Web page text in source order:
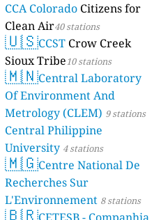
CCA Colorado Citizens for
Clean Air40 stations
🇺🇸CCST Crow Creek
Sioux Tribe10 stations
🇲🇳Central Laboratory
Of Environment And
Metrology (CLEM) 9 stations
Central Philippine
University 4 stations
🇲🇬Centre National De
Recherches Sur
L'Environnement 8 stations
🇧🇷